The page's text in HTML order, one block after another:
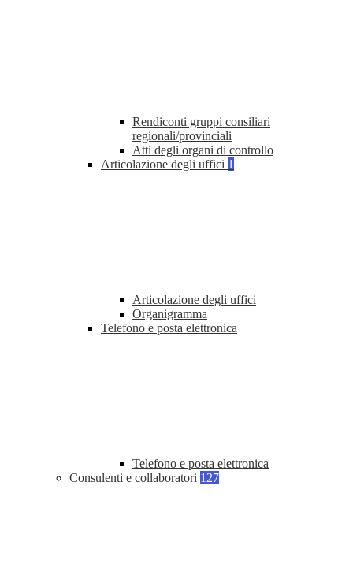
Rendiconti gruppi consiliari
regionali/provinciali
Atti degli organi di controllo
Articolazione degli uffici 1
Articolazione degli uffici
Organigramma
Telefono e posta elettronica
Telefono e posta elettronica
Consulenti e collaboratori 127